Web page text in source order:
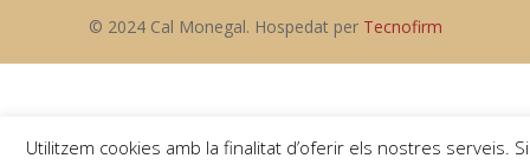
© 2024 Cal Monegal. Hospedat per Tecnofirm
Utilitzem cookies amb la finalitat d’oferir els nostres serveis. Si